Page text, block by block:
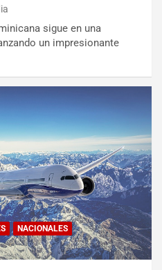
sigue en una
un impresionante
NACIONALES